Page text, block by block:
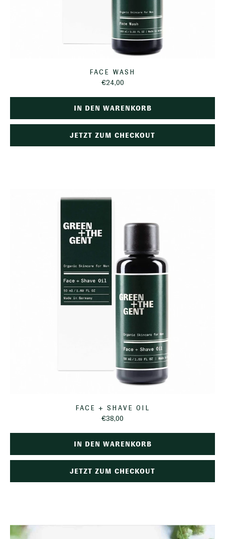
FACE WASH
€24,00
IN DEN WARENKORB
JETZT ZUM CHECKOUT
FACE + SHAVE OIL
€38,00
IN DEN WARENKORB
JETZT ZUM CHECKOUT